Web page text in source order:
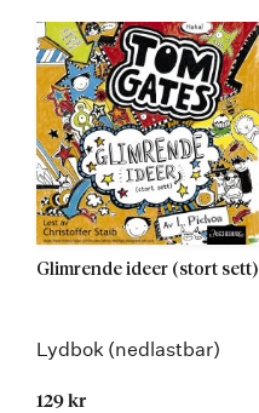
Glimrende ideer (stort sett)
Lydbok (nedlastbar)
129 kr